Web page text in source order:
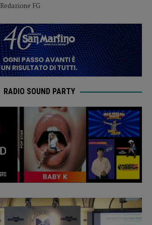
Redazione FG
RADIO SOUND PARTY